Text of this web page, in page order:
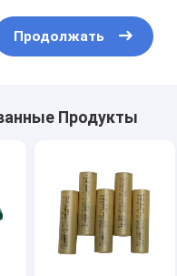
Продолжать
Продукты